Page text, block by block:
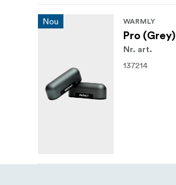
Nou WARMLY
Pro (Grey)
Nr. art.
137214